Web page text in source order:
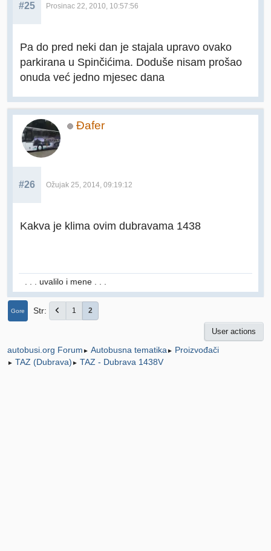
#25 Prosinac 22, 2010, 10:57:56
Pa do pred neki dan je stajala upravo ovako
parkirana u Spinčićima. Doduše nisam prošao
onuda već jedno mjesec dana
Đafer
#26 Ožujak 25, 2014, 09:19:12
Kakva je klima ovim dubravama 1438
. . . uvalilo i mene . . .
Gore Str 1 2
User actions
autobusi.org Forum ► Autobusna tematika ► Proizvođači
► TAZ (Dubrava) ► TAZ - Dubrava 1438V